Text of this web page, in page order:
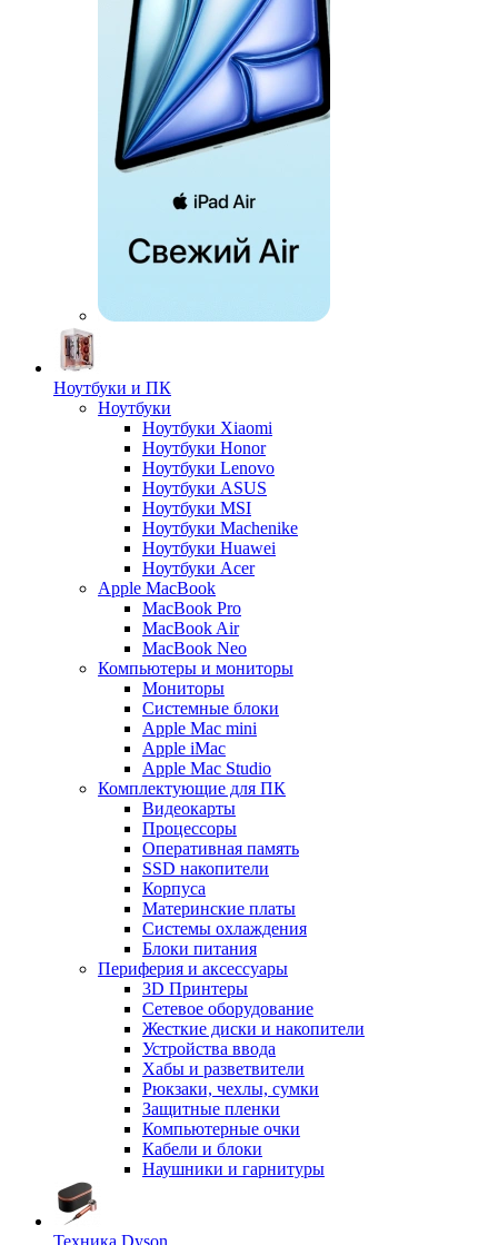
Ноутбуки и ПК
Ноутбуки
Ноутбуки Xiaomi
Ноутбуки Honor
Ноутбуки Lenovo
Ноутбуки ASUS
Ноутбуки MSI
Ноутбуки Machenike
Ноутбуки Huawei
Ноутбуки Acer
Apple MacBook
MacBook Pro
MacBook Air
MacBook Neo
Компьютеры и мониторы
Мониторы
Системные блоки
Apple Mac mini
Apple iMac
Apple Mac Studio
Комплектующие для ПК
Видеокарты
Процессоры
Оперативная память
SSD накопители
Корпуса
Материнские платы
Системы охлаждения
Блоки питания
Периферия и аксессуары
3D Принтеры
Сетевое оборудование
Жесткие диски и накопители
Устройства ввода
Хабы и разветвители
Рюкзаки, чехлы, сумки
Защитные пленки
Компьютерные очки
Кабели и блоки
Наушники и гарнитуры
Техника Dyson